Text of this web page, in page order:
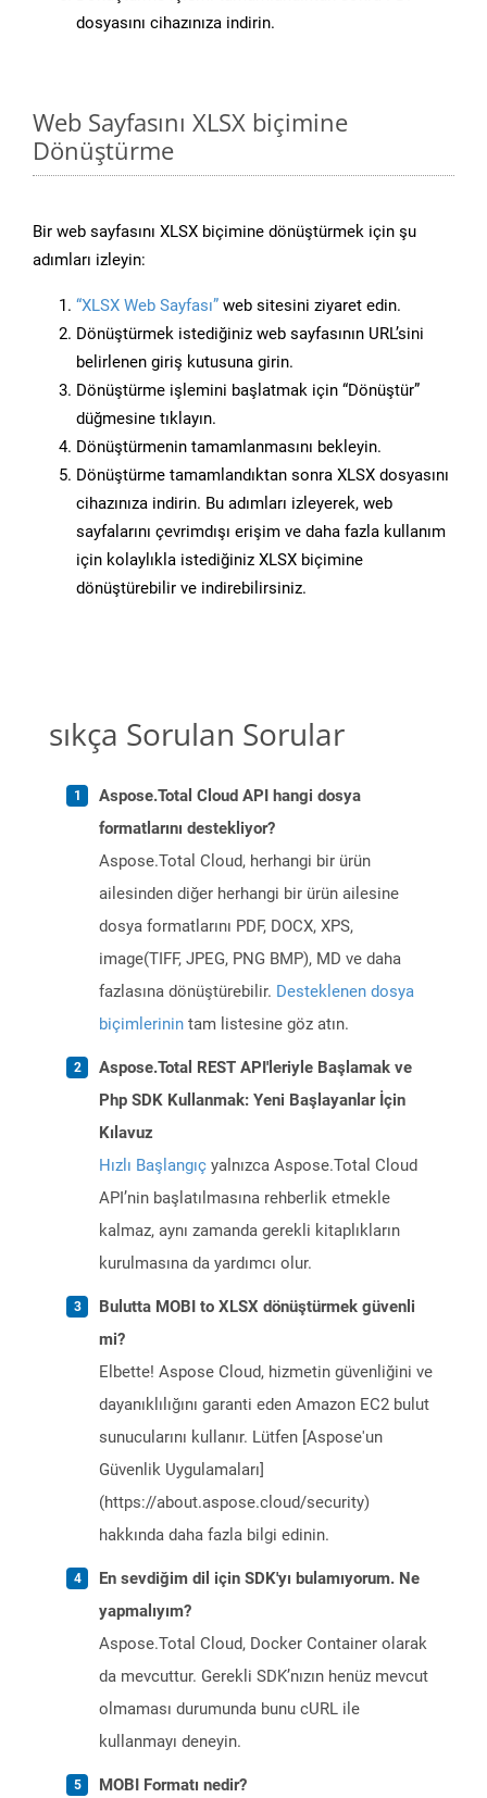
dosyasını cihazınıza indirin.
Web Sayfasını XLSX biçimine
Dönüştürme
Bir web sayfasını XLSX biçimine dönüştürmek için şu
adımları izleyin:
“XLSX Web Sayfası” web sitesini ziyaret edin.
Dönüştürmek istediğiniz web sayfasının URL’sini
belirlenen giriş kutusuna girin.
Dönüştürme işlemini başlatmak için “Dönüştür”
düğmesine tıklayın.
Dönüştürmenin tamamlanmasını bekleyin.
Dönüştürme tamamlandıktan sonra XLSX dosyasını
cihazınıza indirin. Bu adımları izleyerek, web
sayfalarını çevrimdışı erişim ve daha fazla kullanım
için kolaylıkla istediğiniz XLSX biçimine
dönüştürebilir ve indirebilirsiniz.
sıkça Sorulan Sorular
Aspose.Total Cloud API hangi dosya
formatlarını destekliyor?
Aspose.Total Cloud, herhangi bir ürün
ailesinden diğer herhangi bir ürün ailesine
dosya formatlarını PDF, DOCX, XPS,
image(TIFF, JPEG, PNG BMP), MD ve daha
fazlasına dönüştürebilir. Desteklenen dosya
biçimlerinin tam listesine göz atın.
Aspose.Total REST API'leriyle Başlamak ve
Php SDK Kullanmak: Yeni Başlayanlar İçin
Kılavuz
Hızlı Başlangıç yalnızca Aspose.Total Cloud
API’nin başlatılmasına rehberlik etmekle
kalmaz, aynı zamanda gerekli kitaplıkların
kurulmasına da yardımcı olur.
Bulutta MOBI to XLSX dönüştürmek güvenli
mi?
Elbette! Aspose Cloud, hizmetin güvenliğini ve
dayanıklılığını garanti eden Amazon EC2 bulut
sunucularını kullanır. Lütfen [Aspose'un
Güvenlik Uygulamaları]
(https://about.aspose.cloud/security)
hakkında daha fazla bilgi edinin.
En sevdiğim dil için SDK'yı bulamıyorum. Ne
yapmalıyım?
Aspose.Total Cloud, Docker Container olarak
da mevcuttur. Gerekli SDK’nızın henüz mevcut
olmaması durumunda bunu cURL ile
kullanmayı deneyin.
MOBI Formatı nedir?